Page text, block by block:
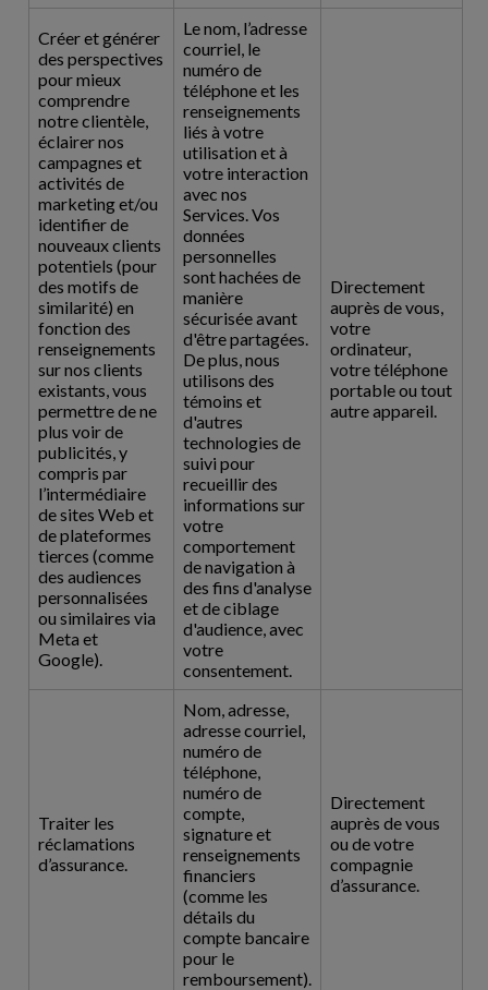
Créer et générer
des perspectives
pour mieux
comprendre
notre clientèle,
éclairer nos
campagnes et
activités de
marketing et/ou
identifier de
nouveaux clients
potentiels (pour
des motifs de
similarité) en
fonction des
renseignements
sur nos clients
existants, vous
permettre de ne
plus voir de
publicités, y
compris par
l’intermédiaire
de sites Web et
de plateformes
tierces (comme
des audiences
personnalisées
ou similaires via
Meta et
Google).
Le nom, l’adresse
courriel, le
numéro de
téléphone et les
renseignements
liés à votre
utilisation et à
votre interaction
avec nos
Services. Vos
données
personnelles
sont hachées de
manière
sécurisée avant
d'être partagées.
De plus, nous
utilisons des
témoins et
d'autres
technologies de
suivi pour
recueillir des
informations sur
votre
comportement
de navigation à
des fins d'analyse
et de ciblage
d'audience, avec
votre
consentement.
Directement
auprès de vous,
votre
ordinateur,
votre téléphone
portable ou tout
autre appareil.
Traiter les
réclamations
d’assurance.
Nom, adresse,
adresse courriel,
numéro de
téléphone,
numéro de
compte,
signature et
renseignements
financiers
(comme les
détails du
compte bancaire
pour le
remboursement).
Directement
auprès de vous
ou de votre
compagnie
d’assurance.